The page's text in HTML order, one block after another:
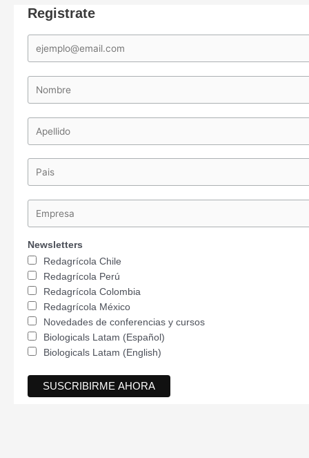
Registrate
Newsletters
Redagrícola Chile
Redagrícola Perú
Redagrícola Colombia
Redagrícola México
Novedades de conferencias y cursos
Biologicals Latam (Español)
Biologicals Latam (English)